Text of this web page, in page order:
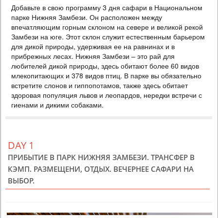
PERSON SHARING 518 USD
ZAMBIA
3 DAYS
Scheduled Tour
В тур включено: - 2 ночи проживание в отеле Avani Victoria Falls,
питание завтрак - трансферы аэропорт-отель-аэропорт - экскурсия
на водопад Виктория - круиз по Замбези на закате К базовой
программе предлагаются экскурсии на выбор - просто поставьте
галочку добавить на выбранной экскурсии и получите мгновенный
расчет общей стоимости. Самые популярные экскурсии со стороны
Замбии, которые обы...
Добавьте в свою программу 3 дня сафари в Национальном
парке Нижняя Замбези. Он расположен между
впечатляющим горным склоном на севере и великой рекой
Замбези на юге. Этот склон служит естественным барьером
для дикой природы, удерживая ее на равнинах и в
прибрежных лесах. Нижняя Замбези – это рай для
любителей дикой природы, здесь обитают более 60 видов
млекопитающих и 378 видов птиц. В парке вы обязательно
встретите слонов и гиппопотамов, также здесь обитает
здоровая популяция львов и леопардов, нередки встречи с
гиенами и дикими собаками.
DAY 1
ПРИБЫТИЕ В ПАРК НИЖНЯЯ ЗАМБЕЗИ. ТРАНСФЕР В
КЭМП. РАЗМЕЩЕНИ, ОТДЫХ. ВЕЧЕРНЕЕ САФАРИ НА
ВЫБОР.